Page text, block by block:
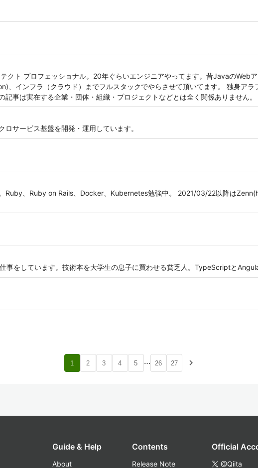
クト プロフェッショナル。20年ぐらいエンジニアやってます。昔JavaのWeb
、インフラ（クラウド）までフルスタックでやらさせて頂いてます。 独身アラ
記事は実在する企業・団体・組織・プロジェクトなどとは全く関係ありません。
ロサービス基盤を開発・運用しています。
Ruby、Ruby on Rails、Docker、Kubernetes勉強中。 2021/03/22以降は
事をしています。技術本を大学生の息子に買わせる貧乏人。TypeScriptと
1 2 3 4 5 … 26 27 navigate_next
Guide & Help
About
Contents
Release Note
Official
@Qiita